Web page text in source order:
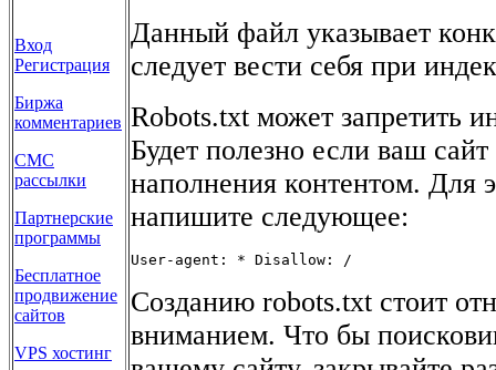
Вход
Регистрация
Биржа
комментариев
СМС
рассылки
Партнерские
программы
Бесплатное
продвижение
сайтов
VPS хостинг
Данный файл указывает
следует вести себя при
Robots.txt может запретить
Будет полезно если ваш
наполнения контентом. Для
напишите следующее:
User-agent: * Disallow: /
Созданию robots.txt стоит
вниманием. Что бы